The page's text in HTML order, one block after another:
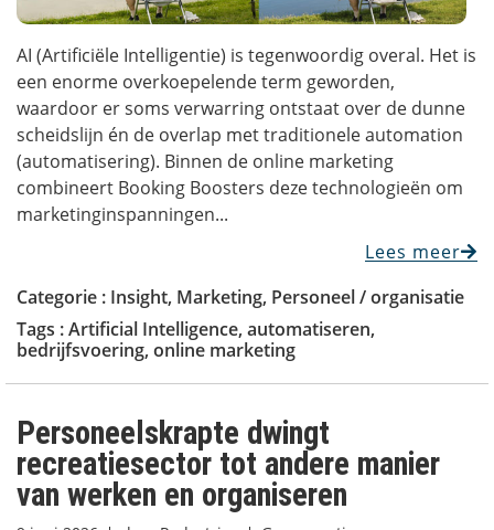
AI (Artificiële Intelligentie) is tegenwoordig overal. Het is
een enorme overkoepelende term geworden,
waardoor er soms verwarring ontstaat over de dunne
scheidslijn én de overlap met traditionele automation
(automatisering). Binnen de online marketing
combineert Booking Boosters deze technologieën om
marketinginspanningen...
Lees meer
Categorie : Insight, Marketing, Personeel / organisatie
Tags :Artificial Intelligence, automatiseren,
bedrijfsvoering, online marketing
Personeelskrapte dwingt
recreatiesector tot andere manier
van werken en organiseren